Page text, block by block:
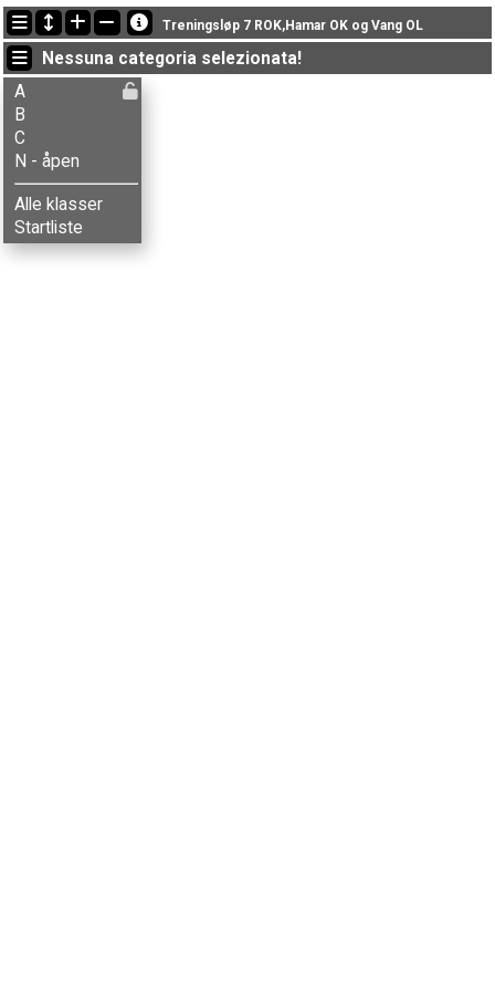
Ultimi aggiornamenti
18:22:17: Inger Røste (B) è arrivato con il tempo: 36:58 (8)
17:56:30: Knut Helstad (B) è arrivato con il tempo: 36:59 (9)
17:53:31: Solveig S. Stenberg (C) è arrivato con il tempo: 37:16 (6)
Treningsløp 7 ROK,Hamar OK og Vang OL
Nessuna categoria selezionata!
A
B
C
N - åpen
Alle klasser
Startliste